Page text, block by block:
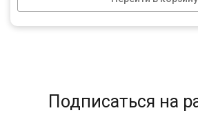
Подписаться на